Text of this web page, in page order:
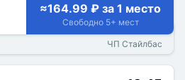
≈164.99 ₽ за 1 место
Свободно 5+ мест
ЧП Стайлбас